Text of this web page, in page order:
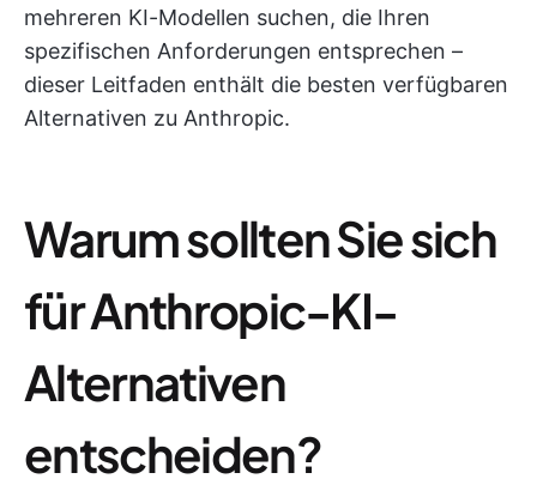
mehreren KI-Modellen suchen, die Ihren
spezifischen Anforderungen entsprechen –
dieser Leitfaden enthält die besten verfügbaren
Alternativen zu Anthropic.
Warum sollten Sie sich
für Anthropic-KI-
Alternativen
entscheiden?